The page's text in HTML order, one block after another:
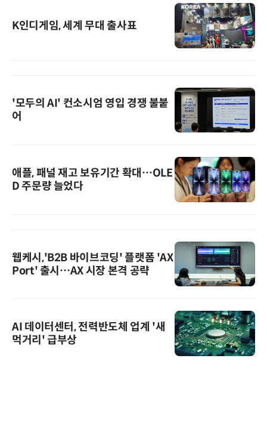
K인디게임, 세계 무대 출사표
'모두의 AI' 컨소시엄 영입 경쟁 불붙
어
애플, 패널 재고 보유기간 확대…OLE
D 주문량 늘었다
웹케시,'B2B 바이브코딩' 플랫폼 'AX
Port' 출시…AX 시장 본격 공략
AI 데이터센터, 전력반도체 업계 '새
먹거리' 급부상